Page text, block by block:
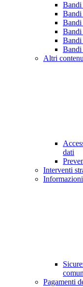
Bandi
Bandi
Bandi
Bandi
Bandi
Bandi
Altri
dati
Interventi
Pagamenti